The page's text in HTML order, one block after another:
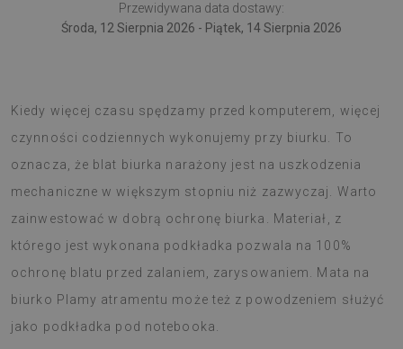
Przewidywana data dostawy:
Środa, 12 Sierpnia 2026 - Piątek, 14 Sierpnia 2026
Kiedy więcej czasu spędzamy przed komputerem, więcej
czynności codziennych wykonujemy przy biurku. To
oznacza, że blat biurka narażony jest na uszkodzenia
mechaniczne w większym stopniu niż zazwyczaj. Warto
zainwestować w dobrą ochronę biurka. Materiał, z
którego jest wykonana podkładka pozwala na 100%
ochronę blatu przed zalaniem, zarysowaniem. Mata na
biurko Plamy atramentu może też z powodzeniem służyć
jako podkładka pod notebooka.